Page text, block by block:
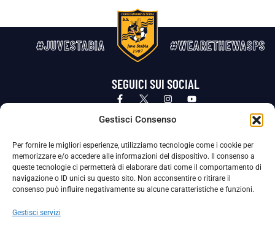
Gestisci Consenso
Per fornire le migliori esperienze, utilizziamo tecnologie come i cookie per
memorizzare e/o accedere alle informazioni del dispositivo. Il consenso a
queste tecnologie ci permetterà di elaborare dati come il comportamento di
navigazione o ID unici su questo sito. Non acconsentire o ritirare il
consenso può influire negativamente su alcune caratteristiche e funzioni.
Gestisci servizi
#JUVESTABIA #WEARETHEWASPS
SEGUICI SUI SOCIAL
Privacy Policy Cookie Policy
La Società ha nominato il Responsabile della Protezione dei Dati Personali (DPO), figura specializzata che vigila sulle modalità
adottate dalla nostra Società per tutelare i Suoi dati personali.
Per contattare il DPO può scrivere a